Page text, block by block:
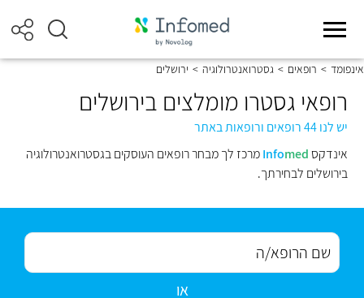
אינפומד > רופאים > גסטרואנטרולוגיה > ירושלים
רופאי גסטרו מומלצים בירושלים
יש לנו 44 רופאים ורופאות באתר
אינדקס
Infomed
מרכז לך מבחר רופאים העוסקים בגסטרואנטרולוגיה
בירושלים לבחירתך.
או